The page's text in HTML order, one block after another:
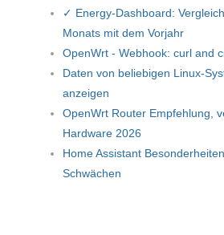
✓ Energy-Dashboard:
Monats mit dem Vorjahr
OpenWrt - Webhook: curl and
Daten von beliebigen Linux-
anzeigen
OpenWrt Router Empfehlung,
Hardware 2026
Home Assistant
Schwächen